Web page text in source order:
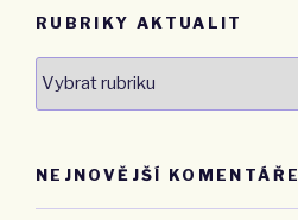
RUBRIKY AKTUALIT
NEJNOVĚJŠÍ KOMENTÁŘE